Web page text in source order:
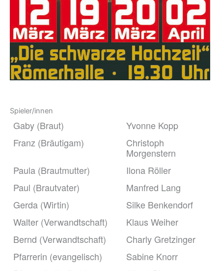
Spieler/innen
Gaby (Braut)
Yvonne Kopp
Franz (Bräutigam)
Christoph
Morgenstern
Paula (Brautmutter)
Ilona Röller
Paul (Brautvater)
Manfred Lang
Gerda (Wirtin)
Silke Benkendorf
Walter (Verwandtschaft)
Klaus Weiher
Bernd (Verwandtschaft)
Charly Gretzinger
Pfarrerin (evangelisch)
Sabine Knorr